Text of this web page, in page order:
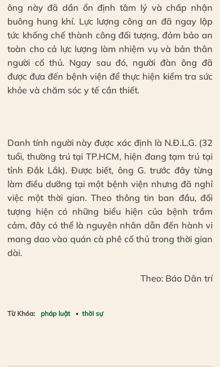
ông này đã dần ổn định tâm lý và chấp nhận
buông hung khí. Lực lượng công an đã ngay lập
tức khống chế thành công đối tượng, đảm bảo an
toàn cho cả lực lượng làm nhiệm vụ và bản thân
người cố thủ. Ngay sau đó, người đàn ông đã
được đưa đến bệnh viện để thực hiện kiểm tra sức
khỏe và chăm sóc y tế cần thiết.
Danh tính người này được xác định là N.Đ.L.G. (32
tuổi, thường trú tại TP.HCM, hiện đang tạm trú tại
tỉnh Đắk Lắk). Được biết, ông G. trước đây từng
làm điều dưỡng tại một bệnh viện nhưng đã nghỉ
việc một thời gian. Theo thông tin ban đầu, đối
tượng hiện có những biểu hiện của bệnh trầm
cảm, đây có thể là nguyên nhân dẫn đến hành vi
mang dao vào quán cà phê cố thủ trong thời gian
dài.
Theo: Báo Dân trí
Từ Khóa: pháp luật thời sự